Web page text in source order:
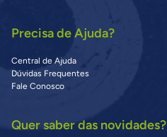
Precisa de Ajuda?
Central de Ajuda
Dúvidas Frequentes
Fale Conosco
Quer saber das novidades?